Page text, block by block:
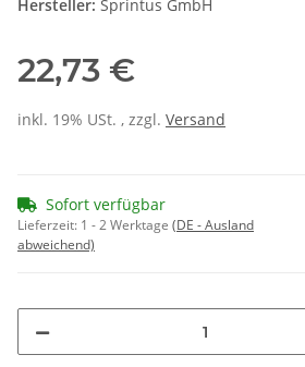
Hersteller: Sprintus GmbH
22,73 €
inkl. 19% USt. , zzgl. Versand
Sofort verfügbar
Lieferzeit: 1 - 2 Werktage (DE - Ausland
abweichend)